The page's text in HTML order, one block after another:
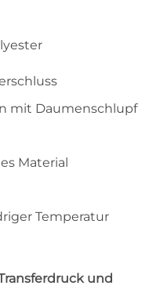
mit Daumenschlupf
Material
Temperatur
und